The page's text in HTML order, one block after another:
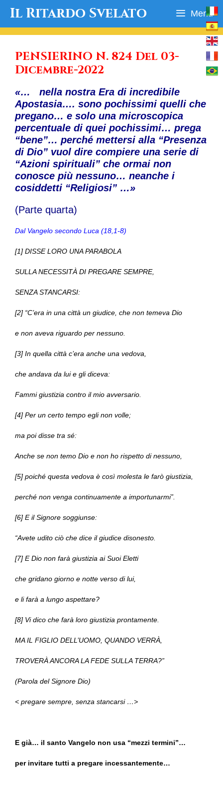
Il Ritardo Svelato Menu
PENSIERINO N. 824 Del 03-
Dicembre-2022
«… nella nostra Era di incredibile
Apostasia…. sono pochissimi quelli che
pregano… e solo una microscopica
percentuale di quei pochissimi… prega
“bene”… perché mettersi alla “Presenza
di Dio” vuol dire compiere una serie di
“Azioni spirituali” che ormai non
conosce più nessuno… neanche i
cosiddetti “Religiosi” …»
(Parte quarta)
Dal Vangelo secondo Luca (18,1-8)
[1] DISSE LORO UNA PARABOLA
SULLA NECESSITÀ DI PREGARE SEMPRE,
SENZA STANCARSI:
[2] “C’era in una città un giudice, che non temeva Dio
e non aveva riguardo per nessuno.
[3] In quella città c’era anche una vedova,
che andava da lui e gli diceva:
Fammi giustizia contro il mio avversario.
[4] Per un certo tempo egli non volle;
ma poi disse tra sé:
Anche se non temo Dio e non ho rispetto di nessuno,
[5] poiché questa vedova è così molesta le farò giustizia,
perché non venga continuamente a importunarmi”.
[6] E il Signore soggiunse:
“Avete udito ciò che dice il giudice disonesto.
[7] E Dio non farà giustizia ai Suoi Eletti
che gridano giorno e notte verso di lui,
e li farà a lungo aspettare?
[8] Vi dico che farà loro giustizia prontamente.
MA IL FIGLIO DELL’UOMO, QUANDO VERRÀ,
TROVERÀ ANCORA LA FEDE SULLA TERRA?”
(Parola del Signore Dio)
< pregare sempre, senza stancarsi …>
E già… il santo Vangelo non usa “mezzi termini”…
per invitare tutti a pregare incessantemente…